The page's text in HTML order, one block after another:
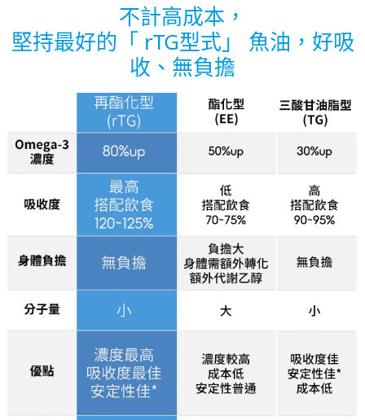
不計高成本，
堅持最好的「 rTG型式」 魚油，好吸
收、無負擔